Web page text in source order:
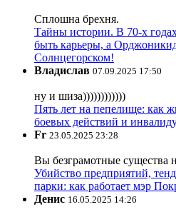
Сплошна брехня.
Тайны истории. В 70-х
быть карьеры, а
Солнцегорском!
Владислав 07.09.2025 17:50
ну и шиза))))))))))))
Пять лет на пепелище: как
боевых действий и
Fr 23.05.2025 23:28
Вы безграмотные существа
Убийство предприятий,
парки: как работает мэр
Денис 16.05.2025 14:26